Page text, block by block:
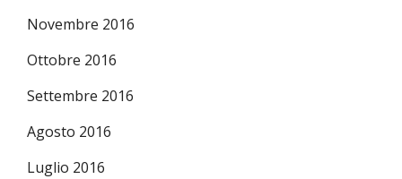
Novembre 2016
Ottobre 2016
Settembre 2016
Agosto 2016
Luglio 2016